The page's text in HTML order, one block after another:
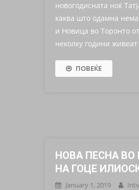
новогодисната ноќ
каква што одамна
и Новица во Торонто
неколку години
ПОВЕЌЕ
НОВА ПЕСНА
НА ГОЦЕ
January 1, 2019